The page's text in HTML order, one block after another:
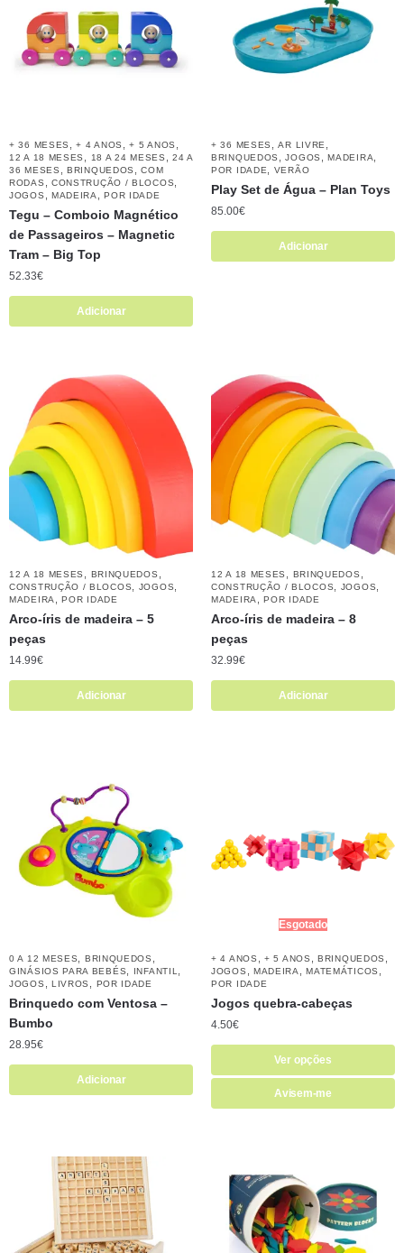
+ 36 MESES ,+ 4 ANOS ,+ 5 ANOS
12 A 18 MESES 18 A 24 MESES ,24 A
36 MESES
,BRINQUEDOS ,COM
RODAS
CONSTRUÇÃO / BLOCOS
JOGOS MADEIRA ,POR IDADE
Tegu – Comboio Magnético
de Passageiros – Magnetic
Tram – Big Top
52.33€
Adicionar
+ 36 MESES ,AR LIVRE
BRINQUEDOS ,JOGOS ,MADEIRA
POR IDADE VERÃO
Play Set de Água – Plan Toys
85.00€
Adicionar
12 A 18 MESES BRINQUEDOS
CONSTRUÇÃO / BLOCOS JOGOS
MADEIRA ,POR IDADE
Arco-íris de madeira – 5
peças
14.99€
Adicionar
12 A 18 MESES BRINQUEDOS
CONSTRUÇÃO / BLOCOS JOGOS
MADEIRA ,POR IDADE
Arco-íris de madeira – 8
peças
32.99€
Adicionar
0 A 12 MESES BRINQUEDOS
GINÁSIOS PARA BEBÉS INFANTIL
JOGOS LIVROS POR IDADE
Brinquedo com Ventosa –
Bumbo
28.95€
Adicionar
Esgotado
+ 4 ANOS ,+ 5 ANOS ,BRINQUEDOS
JOGOS MADEIRA ,MATEMÁTICOS
POR IDADE
Jogos quebra-cabeças
4.50€
Ver opções
Avisem-me